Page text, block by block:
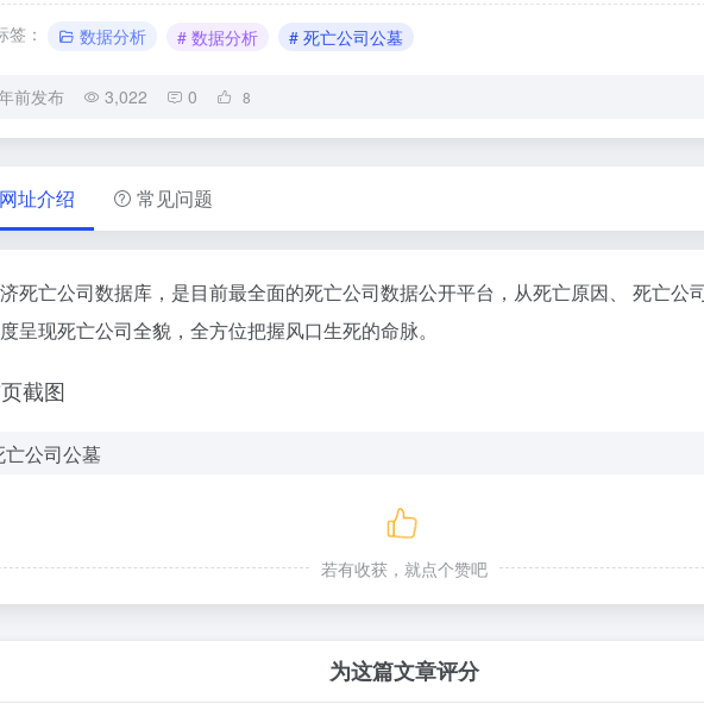
签： 数据分析 # 数据分析 # 死亡公司公墓
前发布 3,022 0 8
网址介绍 常见问题
死亡公司数据库，是目前最全面的死亡公司数据公开平台，从死亡原因、 死亡公
呈现死亡公司全貌，全方位把握风口生死的命脉。
截图
若有收获，就点个赞吧
为这篇文章评分